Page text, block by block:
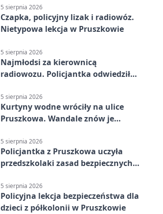
5 sierpnia 2026
Czapka, policyjny lizak i radiowóz.
Nietypowa lekcja w Pruszkowie
5 sierpnia 2026
Najmłodsi za kierownicą
radiowozu. Policjantka odwiedziła
5 sierpnia 2026
Kurtyny wodne wróciły na ulice
Pruszkowa. Wandale znów je
5 sierpnia 2026
Policjantka z Pruszkowa uczyła
przedszkolaki zasad bezpiecznych
5 sierpnia 2026
Policyjna lekcja bezpieczeństwa dla
dzieci z półkolonii w Pruszkowie